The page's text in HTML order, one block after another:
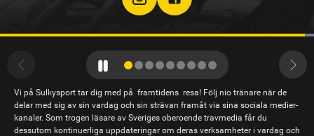
Vi på Sulkysport tar dig med på framtidens resa! Följ nio tränare när de
delar med sig av sin vardag och sin strävan framåt via sina sociala medier-
kanaler. Som trogen läsare av Sveriges oberoende travmedia får du
dessutom kontinuerliga uppdateringar om deras verksamheter i vardag och